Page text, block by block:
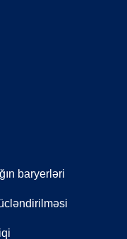
baryerləri